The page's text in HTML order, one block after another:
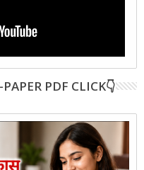
PDF CLICK👇